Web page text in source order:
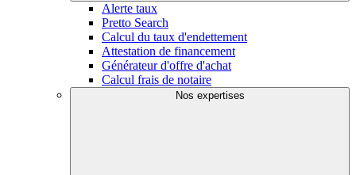
Alerte taux
Pretto Search
Calcul du taux d'endettement
Attestation de financement
Générateur d'offre d'achat
Calcul frais de notaire
Nos expertises